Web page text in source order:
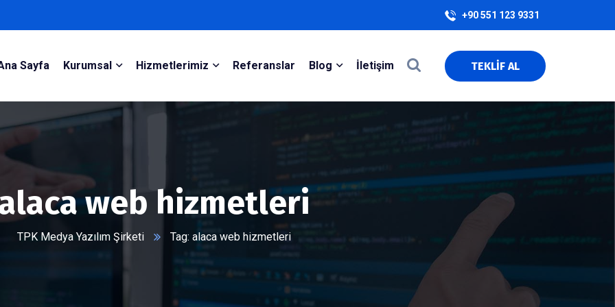
+90 551 123 9331
Sayfa Kurumsal Hizmetlerimiz Referanslar Blog İletişim TEKLİF AL
web hizmetleri
TPK Medya Yazılım Şirketi Tag: alaca web hizmetleri